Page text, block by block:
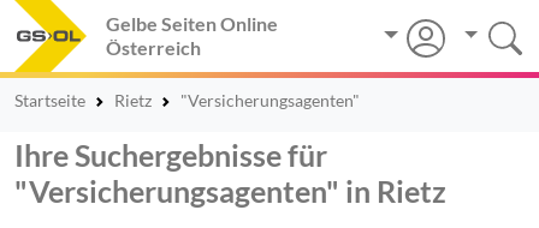
Gelbe Seiten Online
Österreich
Startseite Rietz "Versicherungsagenten"
Ihre Suchergebnisse für
"Versicherungsagenten" in Rietz